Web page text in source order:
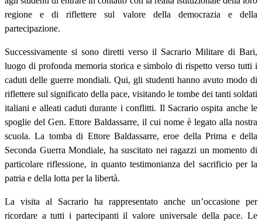
regione e di riflettere sul valore della democrazia e della
partecipazione.
Successivamente si sono diretti verso il Sacrario Militare di Bari,
luogo di profonda memoria storica e simbolo di rispetto verso tutti i
caduti delle guerre mondiali. Qui, gli studenti hanno avuto modo di
riflettere sul significato della pace, visitando le tombe dei tanti soldati
italiani e alleati caduti durante i conflitti. Il Sacrario ospita anche le
spoglie del Gen. Ettore Baldassarre, il cui nome è legato alla nostra
scuola. La tomba di Ettore Baldassarre, eroe della Prima e della
Seconda Guerra Mondiale, ha suscitato nei ragazzi un momento di
particolare riflessione, in quanto testimonianza del sacrificio per la
patria e della lotta per la libertà.
La visita al Sacrario ha rappresentato anche un’occasione per
ricordare a tutti i partecipanti il valore universale della pace. Le